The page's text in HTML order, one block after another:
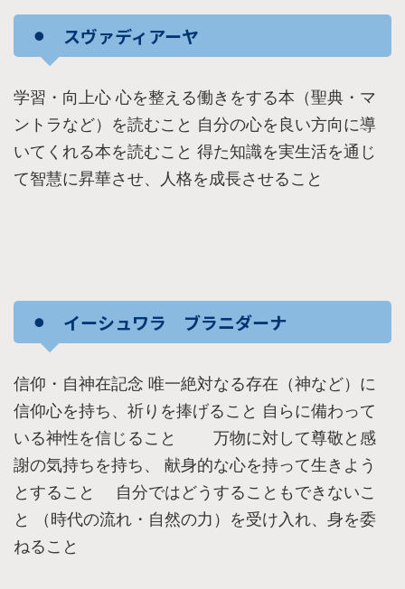
⚫︎ スヴァディアーヤ
学習・向上心 心を整える働きをする本（聖典・マ
ントラなど）を読むこと 自分の心を良い方向に導
いてくれる本を読むこと 得た知識を実生活を通じ
て智慧に昇華させ、人格を成長させること
⚫︎ イーシュワラ ブラニダーナ
信仰・自神在記念 唯一絶対なる存在（神など）に
信仰心を持ち、祈りを捧げること 自らに備わって
いる神性を信じること 万物に対して尊敬と感
謝の気持ちを持ち、 献身的な心を持って生きよう
とすること 自分ではどうすることもできないこ
と （時代の流れ・自然の力）を受け入れ、身を委
ねること